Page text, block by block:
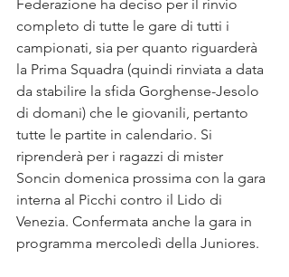
Federazione ha deciso per il rinvio
completo di tutte le gare di tutti i
campionati, sia per quanto riguarderà
la Prima Squadra (quindi rinviata a data
da stabilire la sfida Gorghense-Jesolo
di domani) che le giovanili, pertanto
tutte le partite in calendario. Si
riprenderà per i ragazzi di mister
Soncin domenica prossima con la gara
interna al Picchi contro il Lido di
Venezia. Confermata anche la gara in
programma mercoledì della Juniores.